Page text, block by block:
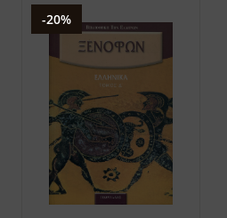
-20%